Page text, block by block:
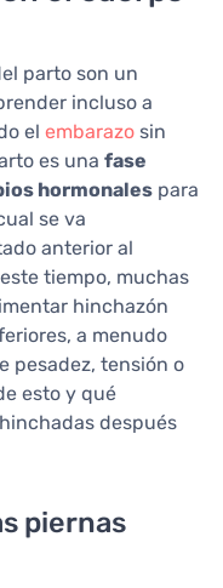
parto son un
incluso a
el embarazo sin
es una fase
hormonales para
se va
anterior al
tiempo, muchas
hinchazón
a menudo
pesadez, tensión o
esto y qué
después
piernas